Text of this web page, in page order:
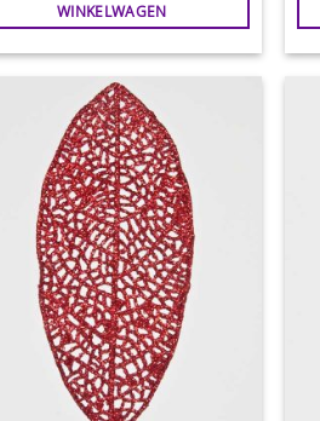
WINKELWAGEN
Toevoegen
wenslijst